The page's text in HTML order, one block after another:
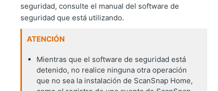
seguridad, consulte el manual del software de
seguridad que está utilizando.
ATENCIÓN
Mientras que el software de seguridad está
detenido, no realice ninguna otra operación
que no sea la instalación de ScanSnap Home,